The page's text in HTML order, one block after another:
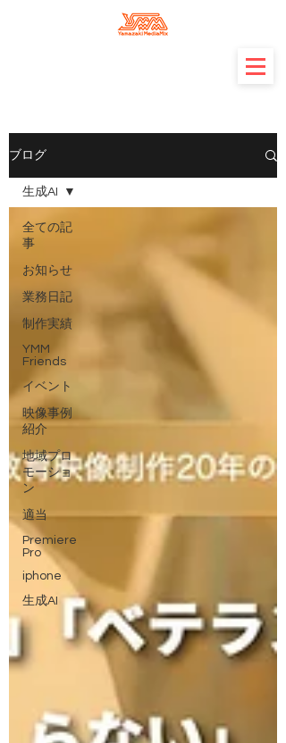
ブログ
全ての記
事
お知らせ
業務日記
制作実績
YMM
Friends
イベント
映像事例
紹介
地域プロ
モーショ
ン
適当
Premiere
Pro
iphone
生成AI
生成AI